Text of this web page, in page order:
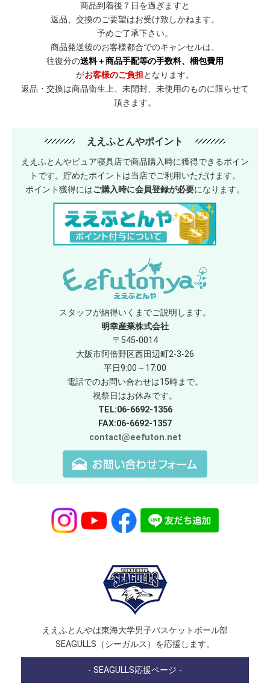
商品到着後７日を過ぎますと
返品、交換のご要望はお受け致しかねます。
予めご了承下さい。
商品発送後のお客様都合でのキャンセルは、
往復分の送料＋商品手配等の手数料、梱包費用
がお客様のご負担となります。
返品・交換は商品衛生上、未開封、未使用のものに限らせて
頂きます。
ええふとんやポイント
ええふとんやピュア寝具店で商品購入時に獲得できるポイン
トです。貯めたポイントは当店でご利用いただけます。
ポイント獲得にはご購入時に会員登録が必要になります。
スタッフが納得いくまでご説明します。
明幸産業株式会社
〒545-0014
大阪市阿倍野区西田辺町2-3-26
平日9:00～17:00
電話でのお問い合わせは15時まで。
祝祭日はお休みです。
TEL:06-6692-1356
FAX:06-6692-1357
contact@eefuton.net
ええふとんやは東海大学男子バスケットボール部
SEAGULLS（シーガルス）を応援します。
- SEAGULLS応援ページ -